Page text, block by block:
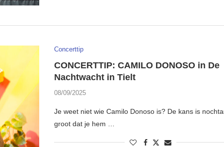
Concerttip
CONCERTTIP: CAMILO DONOSO in De
Nachtwacht in Tielt
08/09/2025
Je weet niet wie Camilo Donoso is? De kans is
groot dat je hem …